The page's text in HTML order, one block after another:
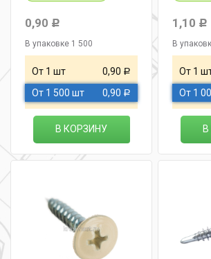
0,90 Р
В упаковке 1 500
От 1 шт 0,90 Р
От 1 500 шт 0,90 Р
В КОРЗИНУ
1,10 Р
В
От 1
От 1